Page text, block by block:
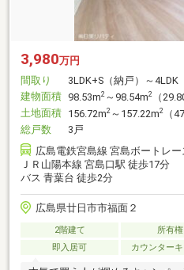
3,980万円
間取り
3LDK+S（納戸）～4LDK
建物面積 98.53m2 ～98.54m2
（
土地面積 156.72m2 ～157.22m2
（
総戸数
3戸
広島電鉄宮島線 宮島ボートレ
ＪＲ山陽本線 宮島口駅 徒歩17分
バス 青葉台 徒歩2分
広島県廿日市市福面２
2階建て 所有権
即入居可
カウンター